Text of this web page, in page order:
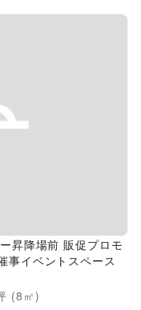
昇降場前 販促プロモ
事イベントスペース
(8 ㎡)